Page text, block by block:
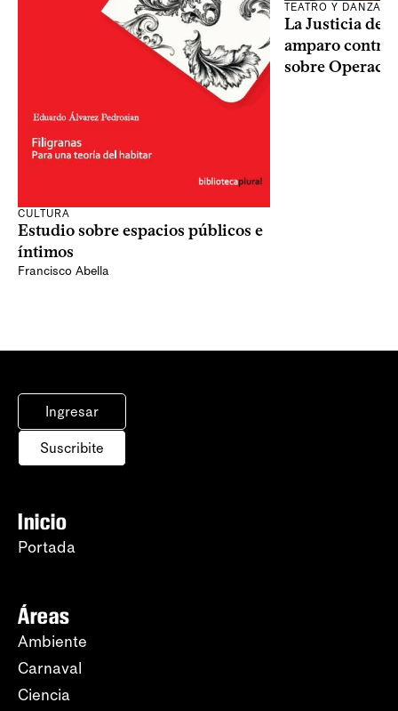
CULTURA
Estudio sobre espacios públicos e
íntimos
Francisco Abella
TEATRO Y DANZA
La Justicia
amparo contra
sobre
Ingresar
Suscribite
Inicio
Portada
Áreas
Ambiente
Carnaval
Ciencia